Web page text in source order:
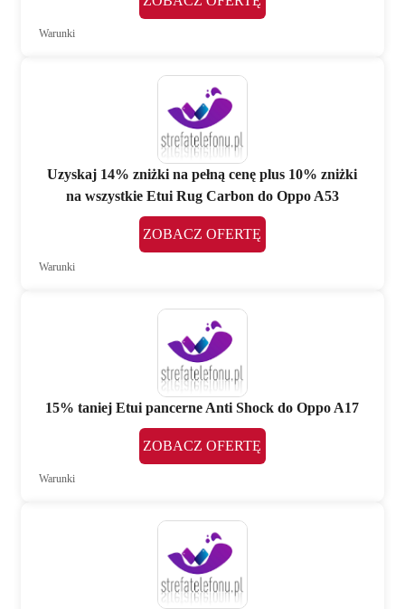
Warunki
Uzyskaj 14% zniżki na pełną cenę plus 10% zniżki
na wszystkie Etui Rug Carbon do Oppo A53
ZOBACZ OFERTĘ
Warunki
15% taniej Etui pancerne Anti Shock do Oppo A17
ZOBACZ OFERTĘ
Warunki